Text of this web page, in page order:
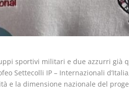
sportivi militari e due azzurri già
Settecolli IP – Internazionali
e la dimensione nazionale del